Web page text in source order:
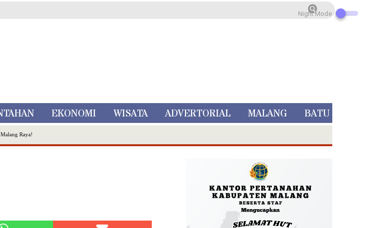
EKONOMI WISATA ADVERTORIAL MALANG BATU
Raya!
Kualifikasinya
(PDPB) TRIWULAN II
Night Mode